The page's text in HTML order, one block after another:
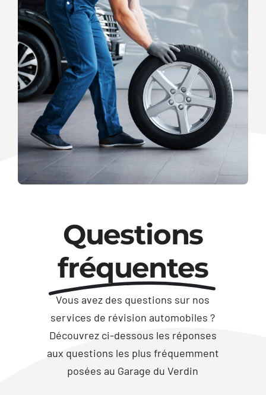
Questions
fréquentes
Vous avez des questions sur nos
services de révision automobiles ?
Découvrez ci-dessous les réponses
aux questions les plus fréquemment
posées au Garage du Verdin